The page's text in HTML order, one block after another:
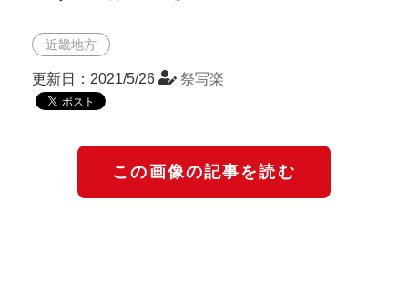
近畿地方
更新日：2021/5/26 祭写楽
この画像の記事を読む